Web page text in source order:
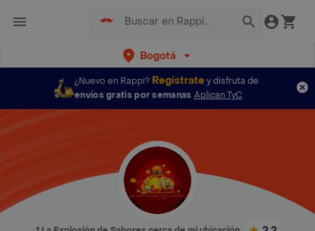
Bogotá
¿Nuevo en Rappi? Regístratey disfruta de
envíos gratis por semanas Aplican TyC